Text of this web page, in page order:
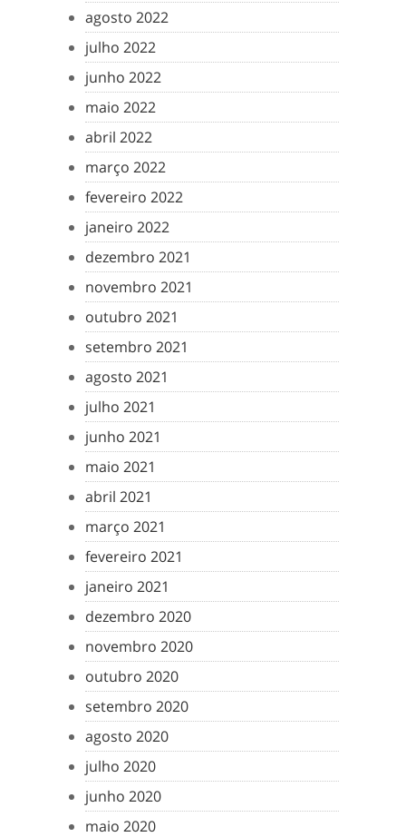
agosto 2022
julho 2022
junho 2022
maio 2022
abril 2022
março 2022
fevereiro 2022
janeiro 2022
dezembro 2021
novembro 2021
outubro 2021
setembro 2021
agosto 2021
julho 2021
junho 2021
maio 2021
abril 2021
março 2021
fevereiro 2021
janeiro 2021
dezembro 2020
novembro 2020
outubro 2020
setembro 2020
agosto 2020
julho 2020
junho 2020
maio 2020